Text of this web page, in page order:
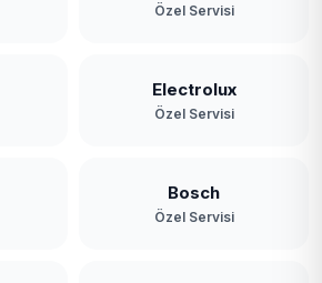
Özel Servisi
Electrolux
Özel Servisi
Bosch
Özel Servisi